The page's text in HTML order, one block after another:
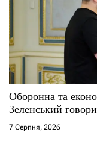
Оборонна та
Зеленський
7 Серпня, 2026